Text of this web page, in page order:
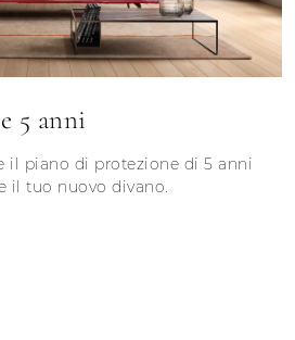
5 anni
il piano di protezione di 5 anni
il tuo nuovo divano.